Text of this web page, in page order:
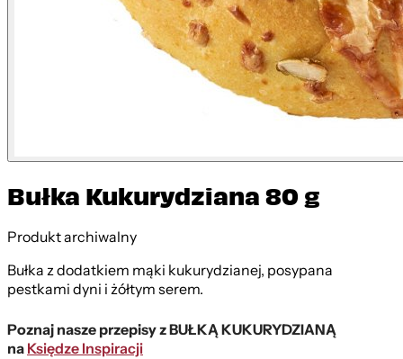
Bułka Kukurydziana 80 g
Produkt archiwalny
Bułka z dodatkiem mąki kukurydzianej, posypana
pestkami dyni i żółtym serem.
Poznaj nasze przepisy z BUŁKĄ KUKURYDZIANĄ
naKsiędze Inspiracji